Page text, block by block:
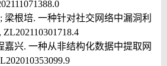
梁根培. 一种针对社交网络中漏洞利
嘉兴. 一种从非结构化数据中提取网